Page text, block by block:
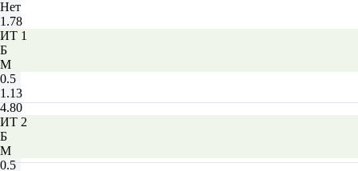
Нет
1.78
ИТ 1
Б
М
0.5
1.13
4.80
ИТ 2
Б
М
0.5